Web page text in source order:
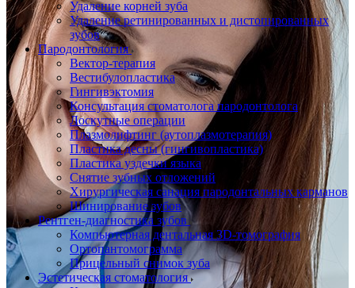
Удаление корней зуба
Удаление ретинированных и дистопированных
зубов
Пародонтология
Вектор-терапия
Вестибулопластика
Гингивэктомия
Консультация стоматолога пародонтолога
Лоскутные операции
Плазмолифтинг (аутоплазмотерапия)
Пластика десны (гингивопластика)
Пластика уздечки языка
Снятие зубных отложений
Хирургическая санация пародонтальных карманов
Шинирование зубов
Рентген-диагностика зубов
Компьютерная дентальная 3D-томография
Ортопантомограмма
Прицельный снимок зуба
Эстетическая стоматология